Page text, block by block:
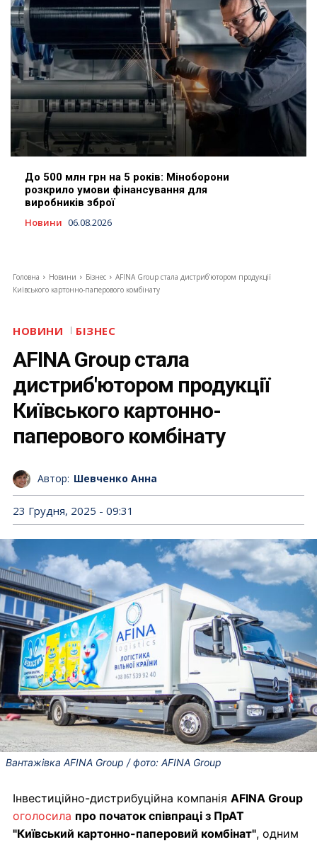
До 500 млн грн на 5 років: Міноборони
розкрило умови фінансування для
виробників зброї
Новини 06.08.2026